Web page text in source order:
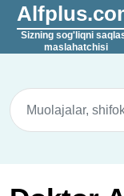
Sizning sog'liqni
maslahatchisi